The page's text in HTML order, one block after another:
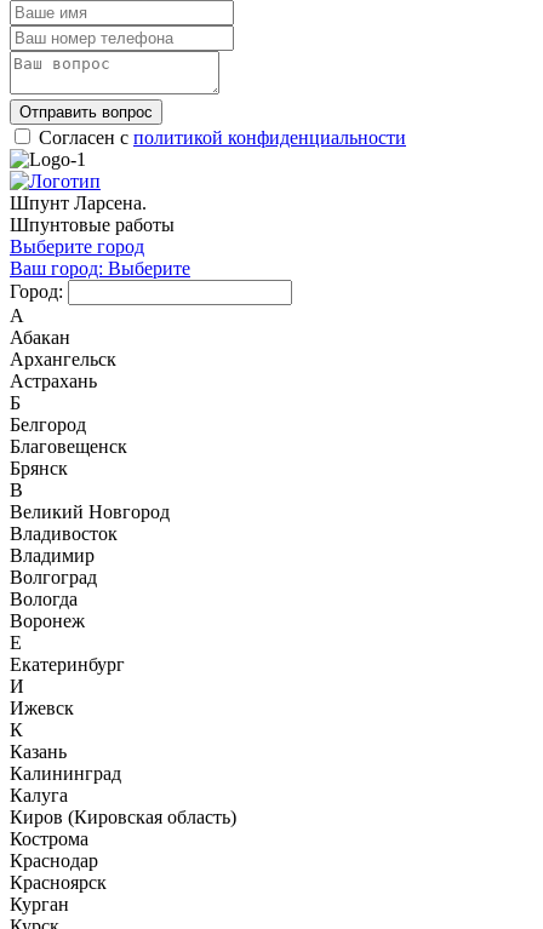
Отправить вопрос
Согласен с политикой конфиденциальности
Шпунт Ларсена.
Шпунтовые работы
Выберите город
Ваш город: Выберите
Город:
А
Абакан
Архангельск
Астрахань
Б
Белгород
Благовещенск
Брянск
В
Великий Новгород
Владивосток
Владимир
Волгоград
Вологда
Воронеж
Е
Екатеринбург
И
Ижевск
К
Казань
Калининград
Калуга
Киров (Кировская область)
Кострома
Краснодар
Красноярск
Курган